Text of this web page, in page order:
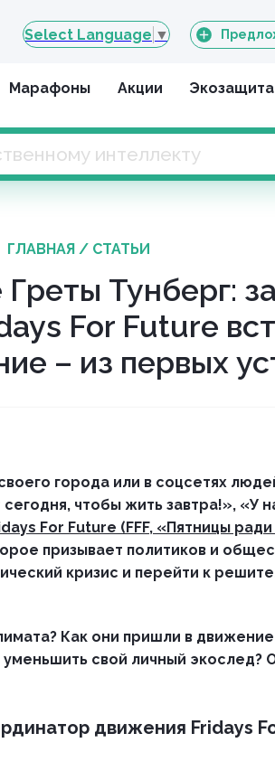
Select Language ▼
Марафоны Акции Экозащита
ГЛАВНАЯ / СТАТЬИ
Тунберг:
For Future
– из первых
города или в соцсетях
чтобы жить завтра!», «У
For Future (FFF, «Пятницы
призывает политиков и
кризис и перейти к
Как они пришли в
свой личный экослед?
движения Fridays